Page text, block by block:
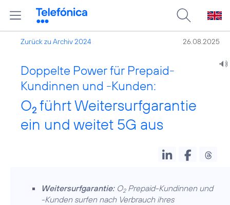
Zurück zu Archiv 2024 26.08.2025
Doppelte Power für Prepaid-
Kundinnen und -Kunden:
O2 führt Weitersurfgarantie
ein und weitet 5G aus
Weitersurfgarantie:O2Prepaid-Kundinnen und
-Kunden surfen nach Verbrauch ihres